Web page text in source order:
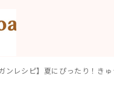
ガンレシピ】夏にぴったり！き